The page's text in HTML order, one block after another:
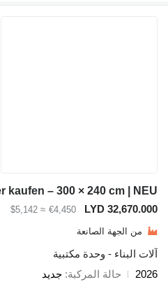
LYD
€4,450
≈ $5,142
الصانعة
- وحدة مكتبية
المركبة
جديد